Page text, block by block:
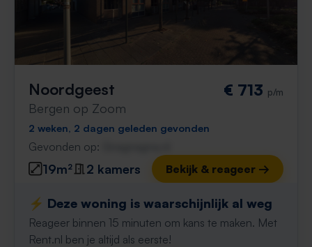
Noordgeest
Bergen op Zoom
€ 713 p/m
2 weken, 2 dagen geleden gevonden
Gevonden op:
19m² 2 kamers Bekijk & reageer →
⚡️ Deze woning is waarschijnlijk al weg
Reageer binnen 15 minuten om kans te maken. Met
Rent.nl ben je altijd als eerste!